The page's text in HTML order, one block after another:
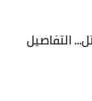
التفاصيل